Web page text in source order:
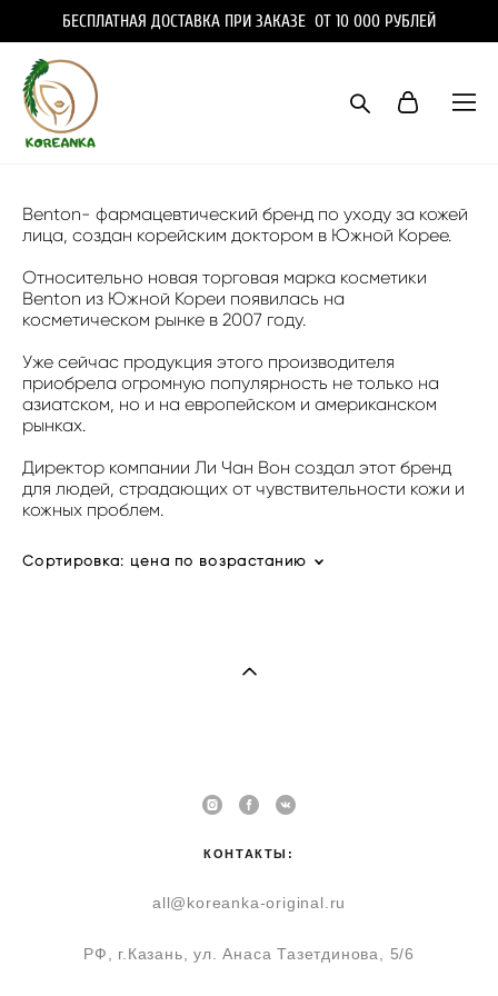
БЕСПЛАТНАЯ ДОСТАВКА ПРИ ЗАКАЗЕ ОТ 10 000 РУБЛЕЙ
Benton- фармацевтический бренд по уходу за кожей
лица, создан корейским доктором в Южной Корее.
Относительно новая торговая марка косметики
Benton из Южной Кореи появилась на
косметическом рынке в 2007 году.
Уже сейчас продукция этого производителя
приобрела огромную популярность не только на
азиатском, но и на европейском и американском
рынках.
Директор компании Ли Чан Вон создал этот бренд
для людей, страдающих от чувствительности кожи и
кожных проблем.
Сортировка: цена по возрастанию
КОНТАКТЫ:
all@koreanka-original.ru
РФ, г.Казань, ул. Анаса Тазетдинова, 5/6